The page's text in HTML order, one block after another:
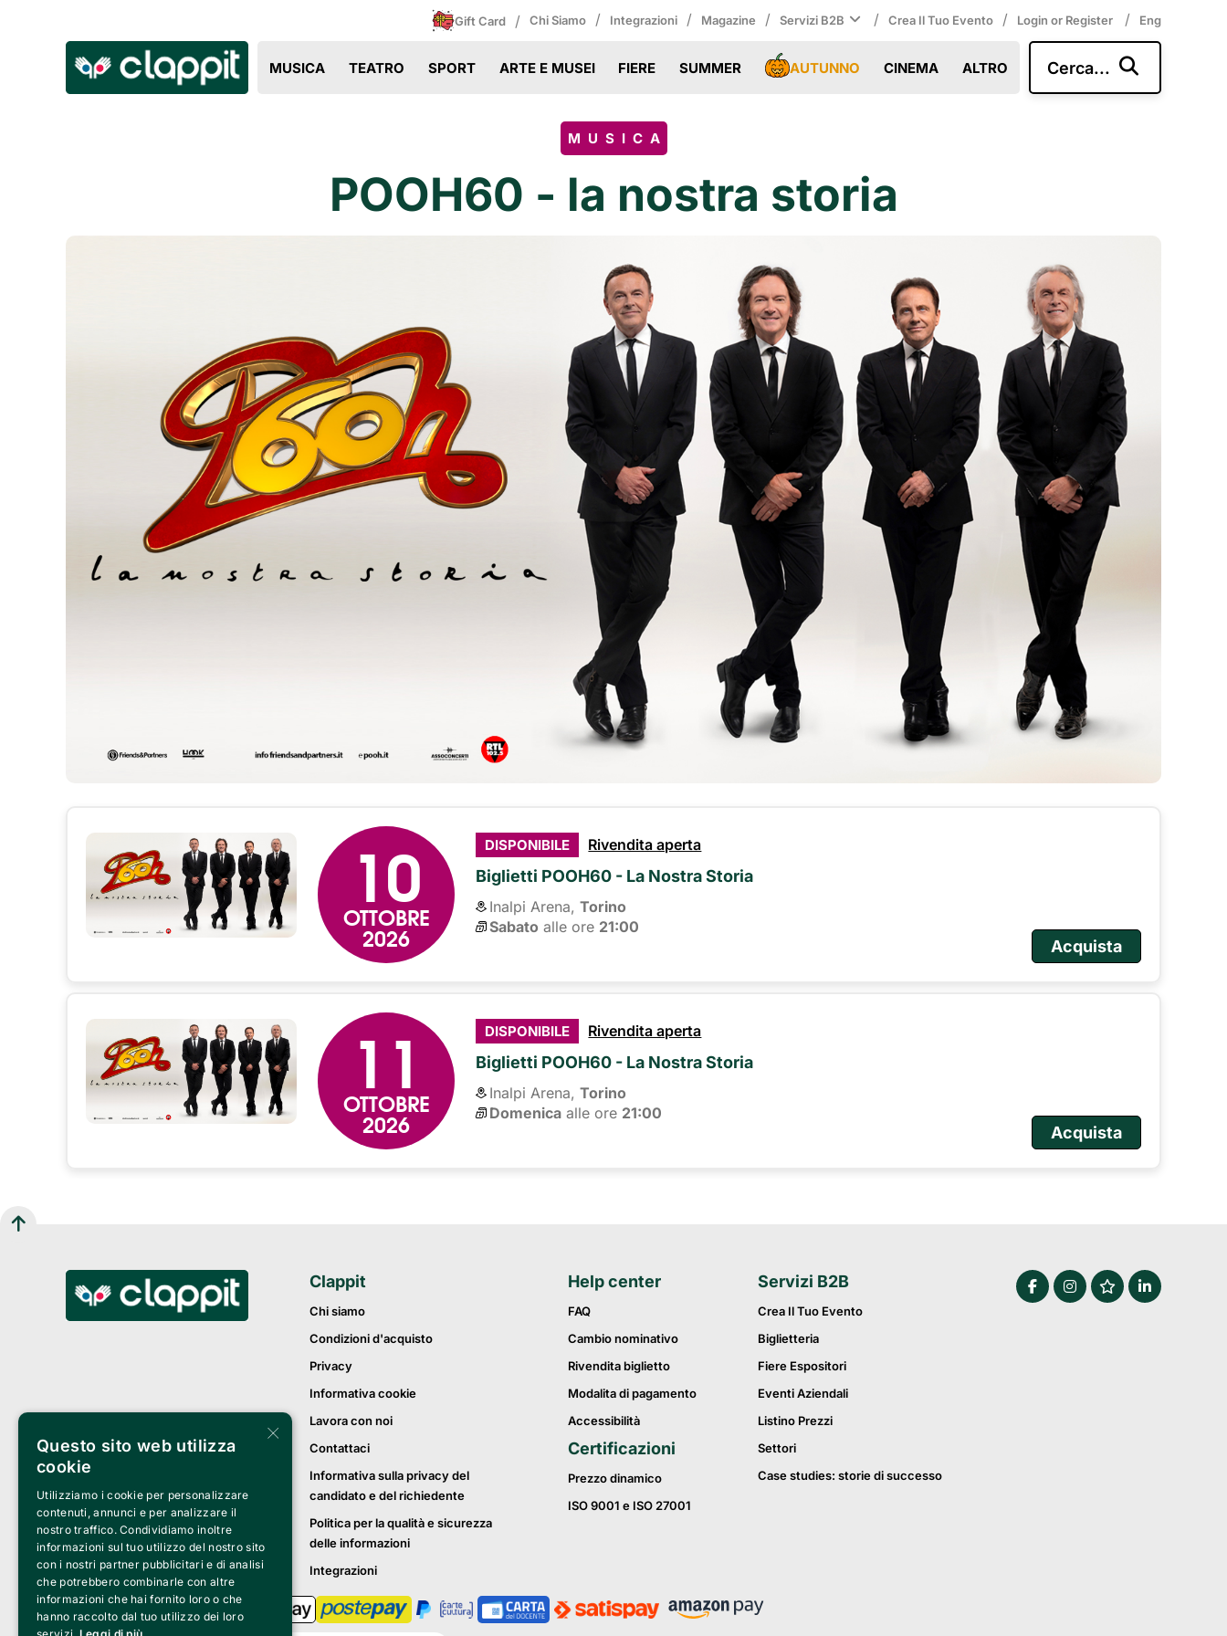
Gift Card / Chi Siamo / Integrazioni / Magazine / Servizi B2B / Crea Il Tuo Evento / Login or Register / Eng
MUSICA TEATRO SPORT ARTE E MUSEI FIERE SUMMER AUTUNNO CINEMA ALTRO Cerca...
MUSICA
POOH60 - la nostra storia
10
OTTOBRE
2026
DISPONIBILE Rivendita aperta
Biglietti POOH60 - La Nostra Storia
Inalpi Arena, Torino
Sabato alle ore 21:00
Acquista
11
OTTOBRE
2026
DISPONIBILE Rivendita aperta
Biglietti POOH60 - La Nostra Storia
Inalpi Arena, Torino
Domenica alle ore 21:00
Acquista
Clappit
Chi siamo
Condizioni d'acquisto
Privacy
Informativa cookie
Lavora con noi
Contattaci
Informativa sulla privacy del
candidato e del richiedente
Politica per la qualità e sicurezza
delle informazioni
Integrazioni
Help center
FAQ
Cambio nominativo
Rivendita biglietto
Modalita di pagamento
Accessibilità
Certificazioni
Prezzo dinamico
ISO 9001 e ISO 27001
Servizi B2B
Crea Il Tuo Evento
Biglietteria
Fiere Espositori
Eventi Aziendali
Listino Prezzi
Settori
Case studies: storie di successo
×
Questo sito web utilizza
cookie
Utilizziamo i cookie per personalizzare
contenuti, annunci e per analizzare il
nostro traffico. Condividiamo inoltre
informazioni sul tuo utilizzo del nostro sito
con i nostri partner pubblicitari e di analisi
che potrebbero combinarle con altre
informazioni che hai fornito loro o che
hanno raccolto dal tuo utilizzo dei loro